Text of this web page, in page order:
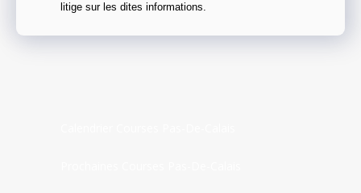
litige sur les dites informations.